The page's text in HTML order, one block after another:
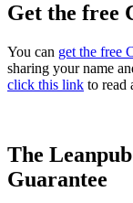
Get the free
You can get the free
sharing your name
click this link to read
The
Guarantee